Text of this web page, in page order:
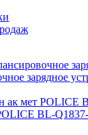
зарядное
BL-